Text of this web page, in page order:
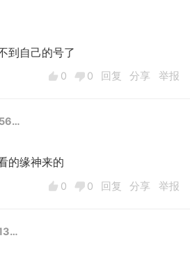
到自己的号了
0 0 回复 分享 举报
的缘神来的
0 0 回复 分享 举报